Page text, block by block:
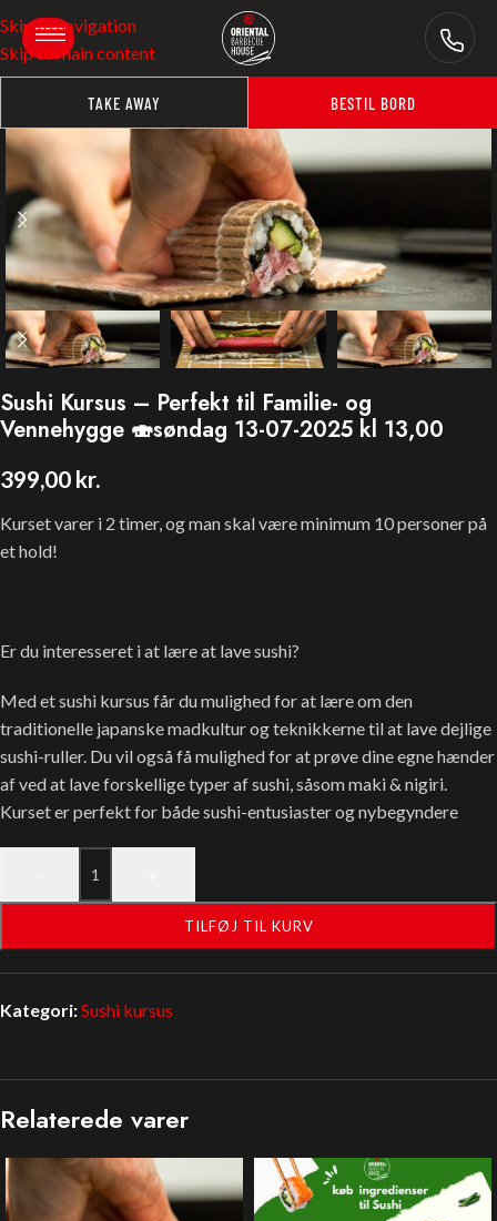
Skip to navigation
Skip to main content
TAKE AWAY BESTIL BORD
Sushi Kursus – Perfekt til Familie- og
Vennehygge 🍣søndag 13-07-2025 kl 13,00
399,00 kr.
Kurset varer i 2 timer, og man skal være minimum 10 personer på
et hold!
Er du interesseret i at lære at lave sushi?
Med et sushi kursus får du mulighed for at lære om den
traditionelle japanske madkultur og teknikkerne til at lave dejlige
sushi-ruller. Du vil også få mulighed for at prøve dine egne hænder
af ved at lave forskellige typer af sushi, såsom maki & nigiri.
Kurset er perfekt for både sushi-entusiaster og nybegyndere
TILFØJ TIL KURV
Kategori:Sushi kursus
Relaterede varer